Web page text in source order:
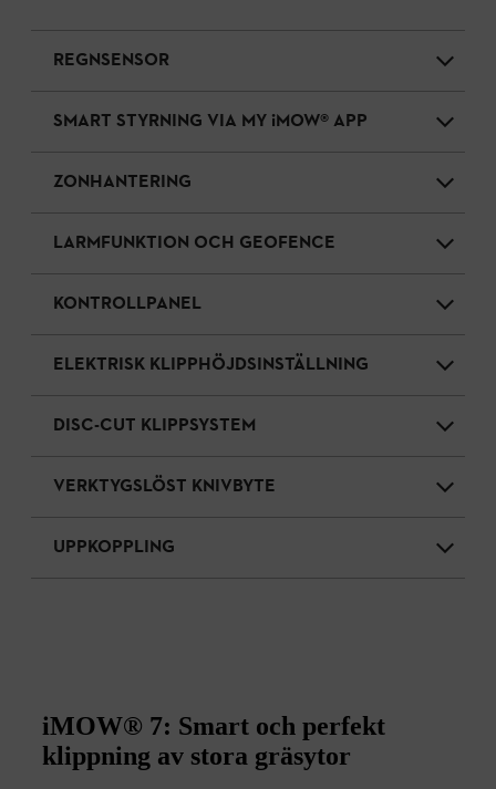
REGNSENSOR
SMART STYRNING VIA MY iMOW® APP
ZONHANTERING
LARMFUNKTION OCH GEOFENCE
KONTROLLPANEL
ELEKTRISK KLIPPHÖJDSINSTÄLLNING
DISC-CUT KLIPPSYSTEM
VERKTYGSLÖST KNIVBYTE
UPPKOPPLING
iMOW® 7: Smart och perfekt
klippning av stora gräsytor